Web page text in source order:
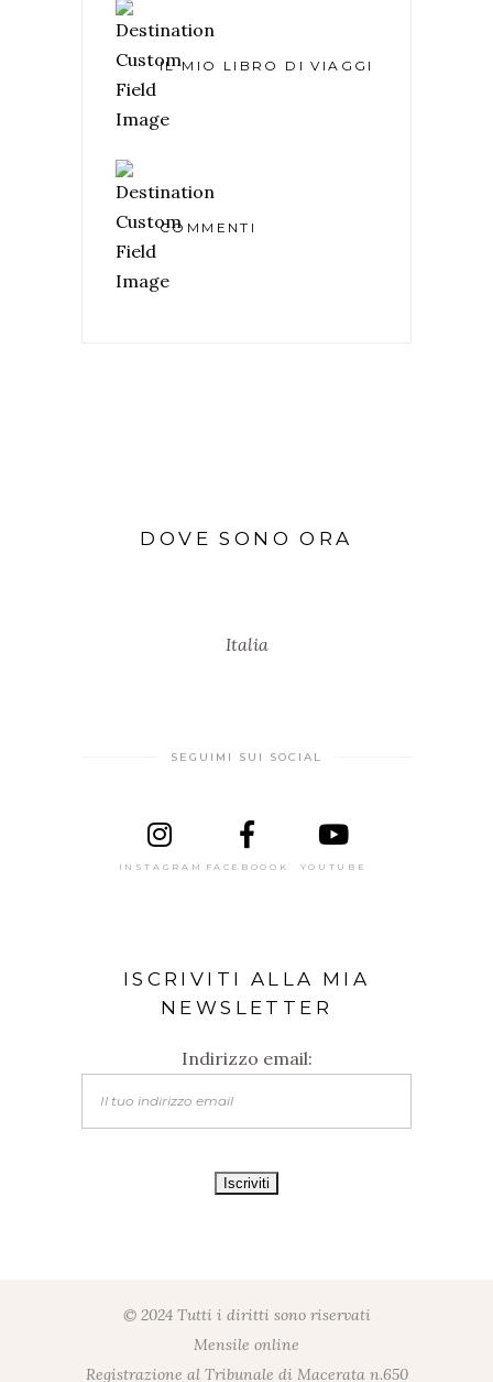
IL MIO LIBRO DI VIAGGI
COMMENTI
DOVE SONO ORA
Italia
SEGUIMI SUI SOCIAL
INSTAGRAM FACEBOOOK YOUTUBE
ISCRIVITI ALLA MIA
NEWSLETTER
Indirizzo email:
© 2024 Tutti i diritti sono riservati
Mensile online
Registrazione al Tribunale di Macerata n.650